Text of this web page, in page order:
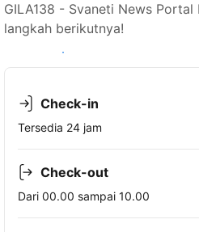
GILA138 - Svaneti News
langkah berikutnya!
Lihat ketersediaan
Check-in
Tersedia 24 jam
Check-out
Dari 00.00 sampai 10.00